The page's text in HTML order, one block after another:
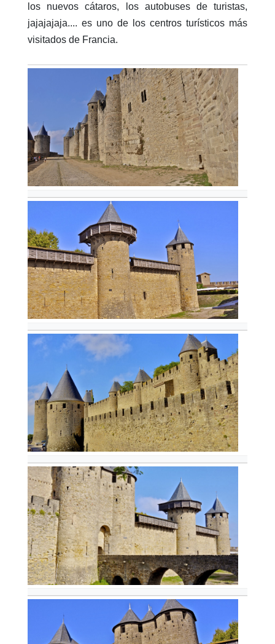
los nuevos cátaros, los autobuses de turistas,
jajajajaja.... es uno de los centros turísticos más
visitados de Francia.